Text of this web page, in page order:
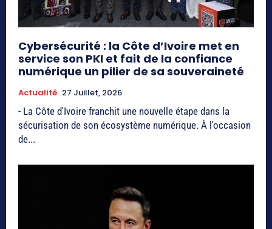
Cybersécurité : la Côte d’Ivoire met en
service son PKI et fait de la confiance
numérique un pilier de sa souveraineté
Actualité 27 Juillet, 2026
- La Côte d'Ivoire franchit une nouvelle étape dans la
sécurisation de son écosystème numérique. À l'occasion
de...